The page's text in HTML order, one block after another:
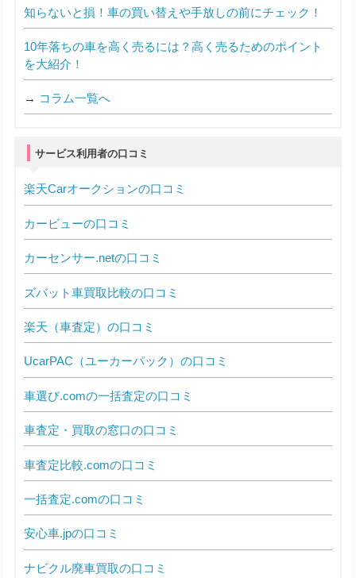
知らないと損！車の買い替えや手放しの前にチェック！
10年落ちの車を高く売るには？高く売るためのポイント
を大紹介！
→ コラム一覧へ
サービス利用者の口コミ
楽天Carオークションの口コミ
カービューの口コミ
カーセンサー.netの口コミ
ズバット車買取比較の口コミ
楽天（車査定）の口コミ
UcarPAC（ユーカーパック）の口コミ
車選び.comの一括査定の口コミ
車査定・買取の窓口の口コミ
車査定比較.comの口コミ
一括査定.comの口コミ
安心車.jpの口コミ
ナビクル廃車買取の口コミ